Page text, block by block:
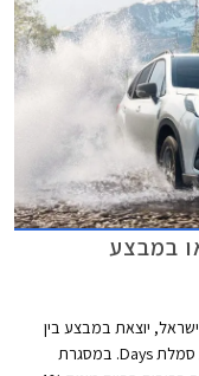
במבצע
יוצאת במבצע בין
התאריכים 25.11.2022-02.12.2022 תחת הכותרת סמלת Days. במסגרת